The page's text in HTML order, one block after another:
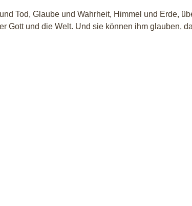
Tod, Glaube und Wahrheit, Himmel und Erde,
Gott und die Welt. Und sie können ihm glauben,